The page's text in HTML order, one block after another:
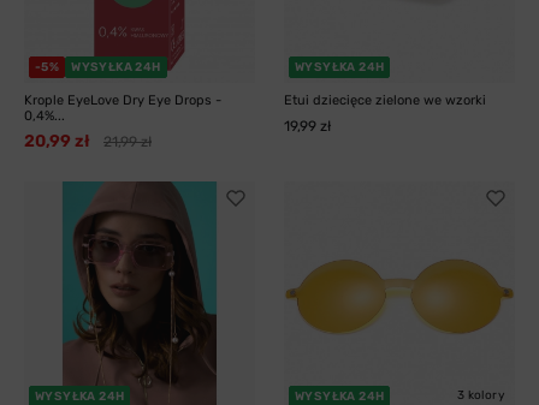
-5% WYSYŁKA 24H
Krople EyeLove Dry Eye Drops -
0,4%...
20,99 zł 21,99 zł
WYSYŁKA 24H
Etui dziecięce zielone we wzorki
19,99 zł
WYSYŁKA 24H WYSYŁKA 24H 3 kolory